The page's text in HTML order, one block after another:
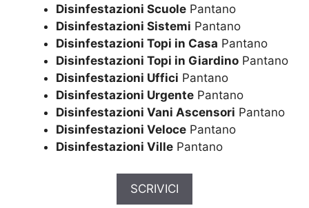
Disinfestazioni Scuole Pantano
Disinfestazioni Sistemi Pantano
Disinfestazioni Topi in Casa Pantano
Disinfestazioni Topi in Giardino Pantano
Disinfestazioni Uffici Pantano
Disinfestazioni Urgente Pantano
Disinfestazioni Vani Ascensori Pantano
Disinfestazioni Veloce Pantano
Disinfestazioni Ville Pantano
SCRIVICI